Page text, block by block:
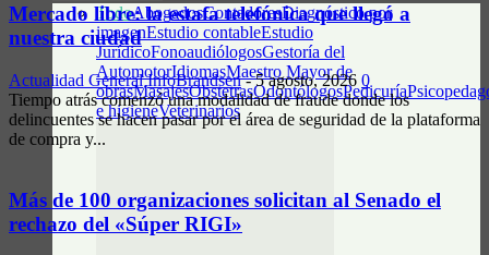
TodoAbogadosContadoresDiagnóstico por
imagenEstudio contableEstudio
JurídicoFonoaudiólogosGestoría del
AutomotorIdiomasMaestro Mayor de
obrasMasajesObstetrasOdontólogosPedicuría
e higieneVeterinarios
Mercado libre: la estafa telefónica que llegó a
nuestra ciudad
Actualidad General InfoBrandsen - 5 agosto, 2026 0
Tiempo atrás comenzó una modalidad de fraude donde los
delincuentes se hacen pasar por el área de seguridad de la plataforma
de compra y...
Más de 100 organizaciones solicitan al Senado el
rechazo del «Súper RIGI»